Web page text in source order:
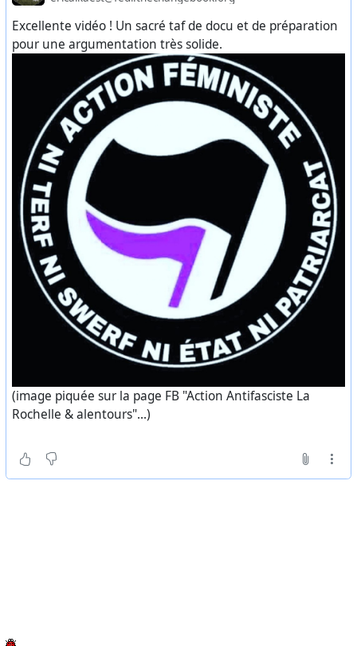
Excellente vidéo ! Un sacré taf de docu et de préparation
pour une argumentation très solide.
(image piquée sur la page FB "Action Antifasciste La
Rochelle & alentours"...)